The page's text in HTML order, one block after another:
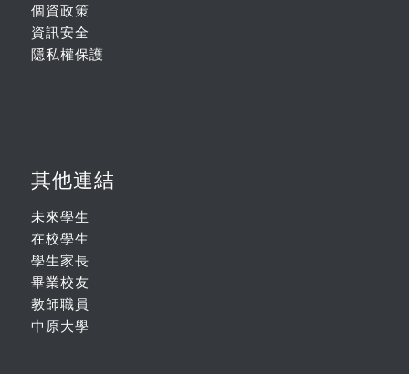
個資政策
資訊安全
隱私權保護
其他連結
未來學生
在校學生
學生家長
畢業校友
教師職員
中原大學